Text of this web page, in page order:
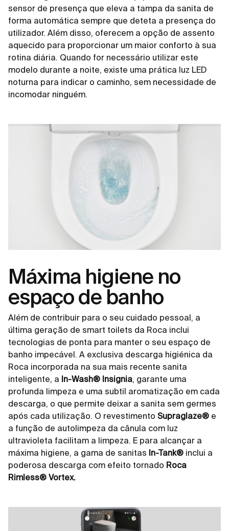
sensor de presença que eleva a tampa da sanita de
forma automática sempre que deteta a presença do
utilizador. Além disso, oferecem a opção de assento
aquecido para proporcionar um maior conforto à sua
rotina diária. Quando for necessário utilizar este
modelo durante a noite, existe uma prática luz LED
noturna para indicar o caminho, sem necessidade de
incomodar ninguém.
Máxima higiene no
espaço de banho
Além de contribuir para o seu cuidado pessoal, a
última geração de smart toilets da Roca inclui
tecnologias de ponta para manter o seu espaço de
banho impecável. A exclusiva descarga higiénica da
Roca incorporada na sua mais recente sanita
inteligente, a In-Wash® Insignia, garante uma
profunda limpeza e uma subtil aromatização em cada
descarga, o que permite deixar a sanita sem germes
após cada utilização. O revestimento Supraglaze® e
a função de autolimpeza da cânula com luz
ultravioleta facilitam a limpeza. E para alcançar a
máxima higiene, a gama de sanitas In-Tank® inclui a
poderosa descarga com efeito tornado Roca
Rimless® Vortex.